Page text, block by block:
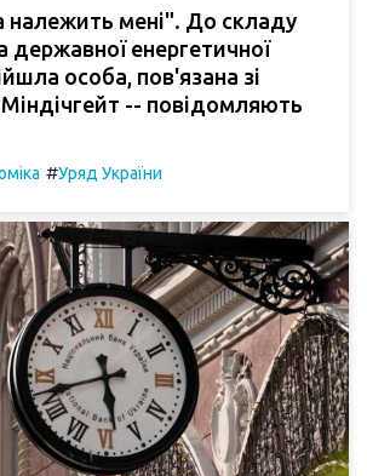
належить мені". До складу
державної енергетичної
особа, пов'язана зі
-- повідомляють
#Уряд України